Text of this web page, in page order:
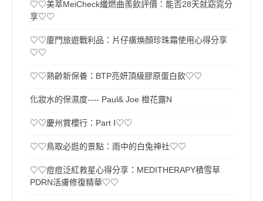
♡♡美萃MeiCheck纖燃曲羨飲評價：能否28天就窈窕分
享♡♡
♡♡廈門旅遊戰利品：片仔癀煥顏珍珠霜使用心得分享
♡♡
♡♡熟齡新保養：BTP亮妍頂級膠原蛋白飲♡♡
化妝水的保濕度---- Paul& Joe 橙花露N
♡♡慶州賞櫻行：Part I♡♡
♡♡鳥取必逛的景點：雨中的白兔神社♡♡
♡♡痘痘泛紅救星心得分享：MEDITHERAPY積雪草
PDRN活膚修復精華♡♡